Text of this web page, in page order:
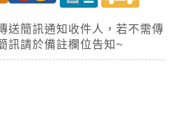
送簡訊通知收件人，若不需傳
訊請於備註欄位告知~